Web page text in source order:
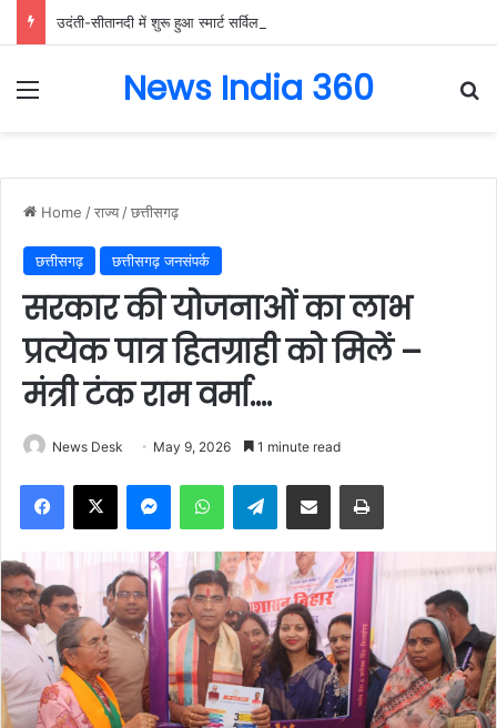
Menu News India 360
Home /राज्य /छत्तीसगढ़
छत्तीसगढ़ छत्तीसगढ़ जनसंपर्क
सरकार की योजनाओं का लाभ
प्रत्येक पात्र हितग्राही को मिलें –
मंत्री टंक राम वर्मा….
News Desk May 9, 2026 1 minute read
Facebook
X MessengerWhatsAppTelegramShare via Email Print